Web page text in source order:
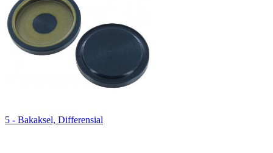
5 - Bakaksel, Differensial